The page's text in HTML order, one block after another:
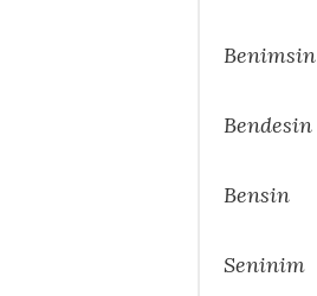
Benimsin
Bendesin
Bensin
Seninim